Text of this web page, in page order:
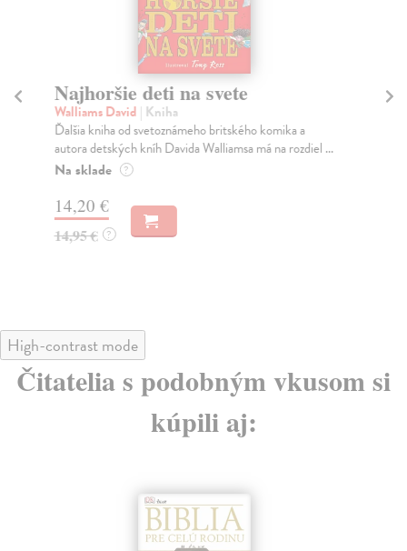
Najhoršie deti na svete
Walliams David | Kniha
Ďalšia kniha od svetoznámeho britského komika a
autora detských kníh Davida Walliamsa má na rozdiel ...
Na sklade ?
14,20 €
14,95 € ?
High-contrast mode
Čitatelia s podobným vkusom si
kúpili aj: